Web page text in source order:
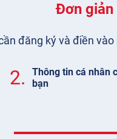
Đơn giản
đăng ký và điền
2.
Thông tin cá nhân
bạn